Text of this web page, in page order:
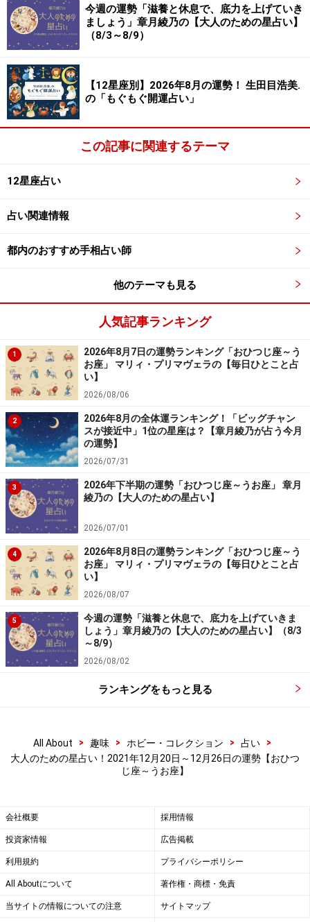
気づきでしょう。もちろん、あなたのことです。とうて
い間に合わない！と感じることでも、火事場の馬鹿力で
なんとかしちゃうはず。信じる、請け負う、本気を出す
で、有終の美を飾りましょう。
週末のクリスマスのために、毎日少しずつお楽しみを集
めるのはいい考え。何を食べようか、飲もうか、お取り
寄せをしたり、人と約束をしたり、自分にプレゼントを
選んだり……、こちらを読むだけでもワクワクしてくるで
しょう？ 恋は一年の思い出話や反省会から来年の約束が
生まれそう。
かに座（6月22日～7月22日生まれ）
お片付けウィーク。大物は後にしてすぐに終わることか
ら着手するとスムーズに進みそう。特に月曜と火曜は、
雑用をまとめてこなすといい流れを作ります。社交は、
思ったほど楽しめない可能性が。顔だけ出してさっと帰
るなど、上手に切り替えていくとよいでしょう。
クリスマスデートは、大きなツリーやイルミネーション
でムードを盛り上げて。ウィークデーにロマンチックを
さらっと流して、週末は自宅ベースでまったりと過ごす
のが今年っぽい過ごし方に。おしゃれは見た目も暖か
く！ ムートンやボアなどのモコモコがかわいいと評判
に。
しし座（7月23日～8月22日生まれ）
今年最後のサプライズを仕掛けましょう。愛する人や親
いに行ったり、ドラマチックな演出が喜ばれ、盛り上が
るでしょう。また、予約や準備など手間のかかる作業を
先回りして済ませるのもオススメです。あなたのソツの
なさ、有能さが語り草になるはず。
おしゃれは、ワイルド＆セクシーで。ちょっとワルっぽ
今週の運勢「滋養と休息で、底力を上げていき
ましょう」章月綾乃の【大人のための星占い】
（8/3～8/9）
【12星座別】2026年8月の運勢！ 生田目浩美.
の「もぐもぐ開運占い」
この記事に関連するテーマ
12星座占い
占い関連情報
都内のおすすめ手相占い師
他のテーマも見る
人気記事ランキング
1
2026年8月7日の運勢ランキング「おひつじ座～う
お座」 マリィ・プリマヴェラの【毎日ひとこと占
い】
2026/08/06
2
2026年8月の全体運ランキング！「ビッグチャン
スが接近中」1位の星座は？【章月綾乃が占う今月
の運勢】
2026/07/31
3
2026年下半期の運勢「おひつじ座～うお座」 章月
綾乃の【大人のための星占い】
2026/07/01
4
2026年8月8日の運勢ランキング「おひつじ座～う
お座」 マリィ・プリマヴェラの【毎日ひとこと占
い】
2026/08/07
5
今週の運勢「滋養と休息で、底力を上げていきま
しょう」章月綾乃の【大人のための星占い】（8/3
～8/9）
2026/08/02
ランキングをもっと見る
All About > 趣味 > ホビー・コレクション > 占い
>
大人のための星占い！2021年12月20日～12月26日の運勢【おひつ
じ座～うお座】
会社概要 採用情報
投資家情報 広告掲載
利用規約 プライバシーポリシー
All Aboutについて 著作権・商標・免責
当サイトの情報についての注意 サイトマップ